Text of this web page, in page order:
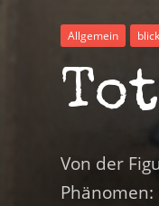
Allgemein
Von der